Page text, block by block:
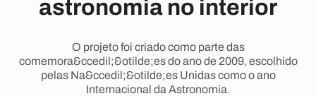
astronomia no interior
O projeto foi criado como parte das
comemora&ccedil;&otilde;es do ano de 2009, escolhido
pelas Na&ccedil;&otilde;es Unidas como o ano
Internacional da Astronomia.